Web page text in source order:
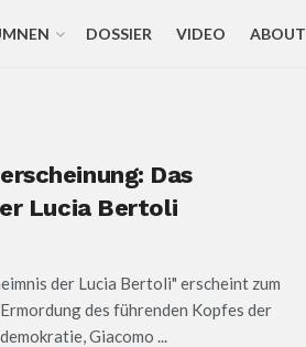
DOSSIER VIDEO ABOUT
Das
Lucia Bertoli
der Lucia Bertoli" erscheint zum
des führenden Kopfes der
Giacomo ...